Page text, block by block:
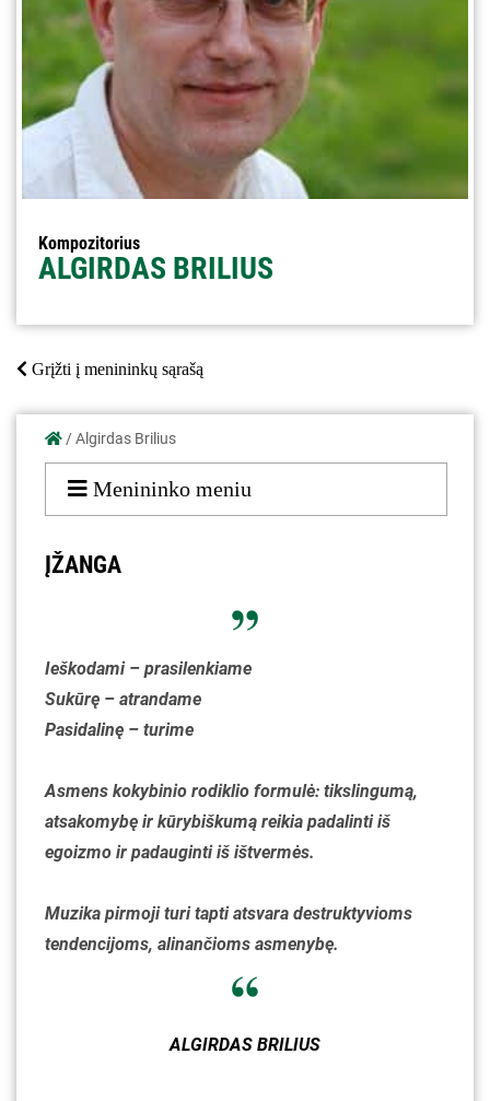
Kompozitorius
ALGIRDAS BRILIUS
Grįžti į menininkų sąrašą
/Algirdas Brilius
Menininko meniu
ĮŽANGA
Ieškodami – prasilenkiame
Sukūrę – atrandame
Pasidalinę – turime
Asmens kokybinio rodiklio formulė: tikslingumą,
atsakomybę ir kūrybiškumą reikia padalinti iš
egoizmo ir padauginti iš ištvermės.
Muzika pirmoji turi tapti atsvara destruktyvioms
tendencijoms, alinančioms asmenybę.
ALGIRDAS BRILIUS